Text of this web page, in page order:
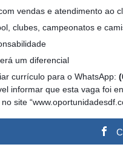
vendas e atendimento ao
clubes, campeonatos e
um diferencial
currículo para o WhatsApp:
informar que esta vaga foi
site